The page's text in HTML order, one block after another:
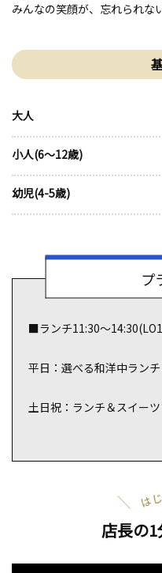
ィックな時を過ごしたいふ
みんなの笑顔が、忘れられな
大人
小人(6～12歳)
幼児(4-5歳)
プ
■ランチ11:30～
平日：選べる和洋中ラン
土日祝：ランチ＆スイー
店長の